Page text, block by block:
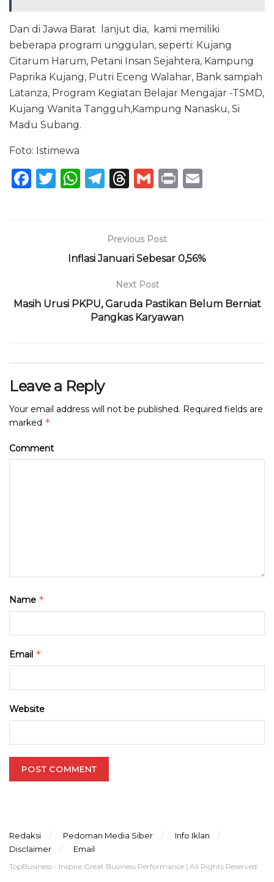
Dan di Jawa Barat lanjut dia, kami memiliki
beberapa program unggulan, seperti: Kujang
Citarum Harum, Petani Insan Sejahtera, Kampung
Paprika Kujang, Putri Eceng Walahar, Bank sampah
Latanza, Program Kegiatan Belajar Mengajar -TSMD,
Kujang Wanita Tangguh,Kampung Nanasku, Si
Madu Subang.
Foto: Istimewa
F
o
k
T
W
A
p
T
g
ra
m
T
a
d
s
G
l
P
Previous Post
Inflasi Januari Sebesar 0,56%
Next Post
Masih Urusi PKPU, Garuda Pastikan Belum Berniat
Pangkas Karyawan
Leave a Reply
Your email address will not be published. Required fields are
marked *
Comment
Name *
Email *
Website
Redaksi Pedoman Media Siber
Info Iklan
Disclaimer
Email
TopBusiness - Inspire Great Business Performance | All Rights Reserved